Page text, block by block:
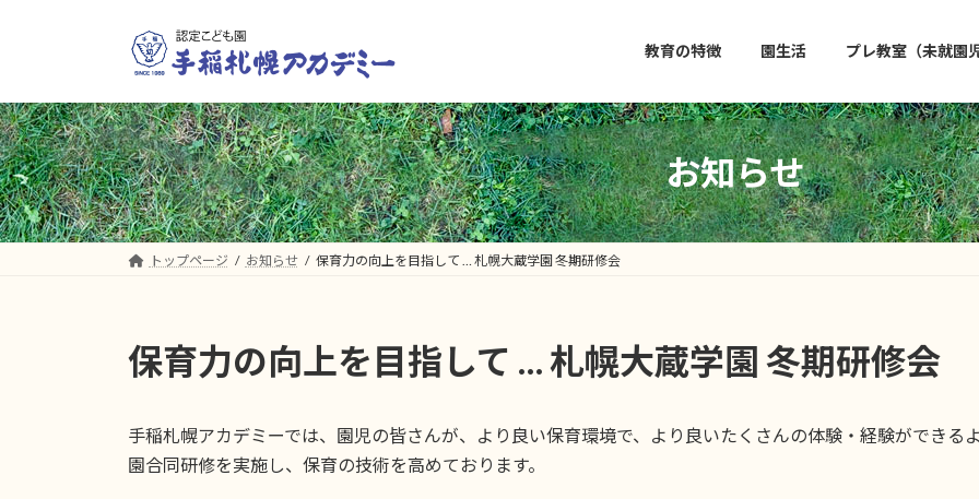
ツ
へ
ス
キ
ッ
プ
シ
ョ
ン
に
移
動
教育の特徴 園生活 プレ教室（未就園
お知らせ
トップページ お知らせ 保育力の向上を目指して … 札幌大蔵学園 冬期研修会
保育力の向上を目指して … 札幌大蔵学園 冬期研修会
手稲札幌アカデミーでは、園児の皆さんが、より良い保育環境で、より良いたくさんの体験・経験ができる
園合同研修を実施し、保育の技術を高めております。